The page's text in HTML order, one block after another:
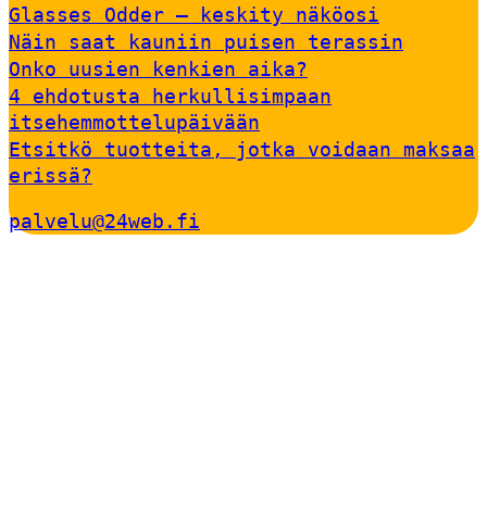
Glasses Odder – keskity näköosi
Näin saat kauniin puisen terassin
Onko uusien kenkien aika?
4 ehdotusta herkullisimpaan
itsehemmottelupäivään
Etsitkö tuotteita, jotka voidaan maksaa
erissä?
palvelu@24web.fi